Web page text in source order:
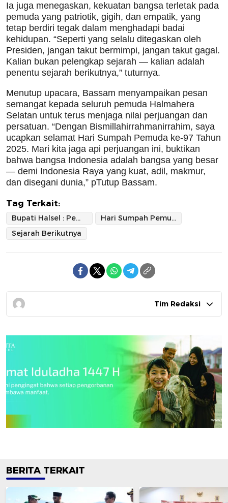
Ia juga menegaskan, kekuatan bangsa terletak pada
pemuda yang patriotik, gigih, dan empatik, yang
tetap berdiri tegak dalam menghadapi badai
kehidupan. “Seperti yang selalu ditegaskan oleh
Presiden, jangan takut bermimpi, jangan takut gagal.
Kalian bukan pelengkap sejarah — kalian adalah
penentu sejarah berikutnya,” tuturnya.
Menutup upacara, Bassam menyampaikan pesan
semangat kepada seluruh pemuda Halmahera
Selatan untuk terus menjaga nilai perjuangan dan
persatuan. “Dengan Bismillahirrahmanirrahim, saya
ucapkan selamat Hari Sumpah Pemuda ke-97 Tahun
2025. Mari kita jaga api perjuangan ini, buktikan
bahwa bangsa Indonesia adalah bangsa yang besar
— demi Indonesia Raya yang kuat, adil, makmur,
dan disegani dunia,” pTutup Bassam.
Tag Terkait:
Bupati Halsel : Pemuda adalah Penentu
Hari Sumpah Pemuda Ke-97
Sejarah Berikutnya
Tim Redaksi
BERITA TERKAIT